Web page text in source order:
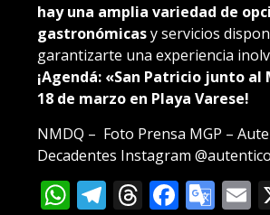
hay una amplia variedad de
gastronómicasy servicios
garantizarte una experiencia
¡Agendá: «San Patricio junto al
18 de marzo en Playa Varese!
NMDQ – Foto Prensa MGP –
Decadentes Instagram
WhatsApp
Telegram
Threads